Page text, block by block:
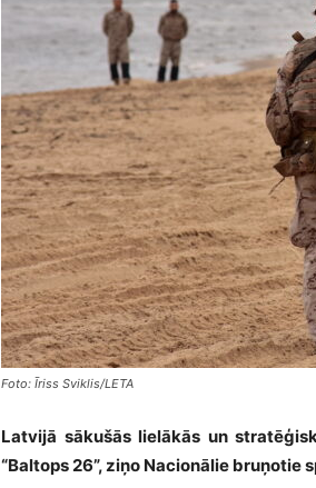
Foto: Īriss Sviklis/LETA
Latvijā sākušās lielākās un
“Baltops 26”, ziņo Nacionālie bruņotie